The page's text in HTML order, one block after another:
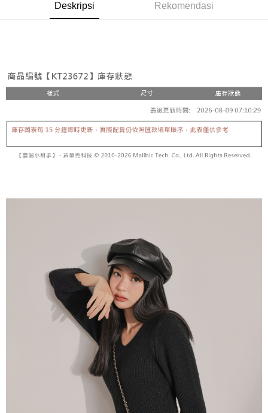
pengguna Taiwan Mobile tanpa memerlukan permohonan tambahan.
disahkan.
Had kredit yang diluluskan, tempoh ansuran yang tersedia, dan yuran
yang dikenakan adalah tertakluk kepada maklumat yang dinyatakan
pada halaman pengesahan transaksi seterusnya.
Jika transaksi tidak disahkan dalam masa 30 minit selepas pesanan
dibuat, atau jika permohonan gagal dalam proses semakan, pesanan
berasingan dan tidak termasuk dalam bil telekom anda. SMS peringatan
pembayaran akan dihantar selepas kitaran bil bulanan.
Selepas mengakses bil melalui pautan dalam SMS, anda boleh
menyelesaikan pembayaran anda melalui salah satu saluran berikut: kod
bar kedai serbaneka, kedai runcit Taiwan Mobile, pemindahan bank,
JKOPay, atau iPASS MONEY.
Perkhidmatan ini disediakan oleh Taiwan Mobile Co., Ltd. (“Syarikat”),
yang membolehkan pelanggan membeli barangan atau perkhidmatan
melalui perkhidmatan ini pada masa transaksi. Hasil daripada pembelian
atau pembayaran ansuran akan dipindahkan oleh peniaga kepada
Syarikat, dan pelanggan hendaklah membuat pembayaran mengikut
perjanjian menggunakan sistem bil Syarikat.
Pertama, Mengenai Perkhidmatan AFTEE Beli Sekarang Bayar Kemudian
1. Dengan memilih AFTEE sebagai kaedah pembayaran, mesej
4. Setelah pesanan disahkan, anda akan menerima SMS pembayaran
manakala ahli aplikasi akan menerima pemberitahuan tolak aplikasi
5. Tiada bayaran diperlukan apabila anda menerima produk. Sila buat
dalam talian dengan SMS pembayaran atau pemberitahuan tolak aplikasi
Sila ambil perhatian bahawa tempoh pembayaran adalah 14 hari. Walau
pesanan. Walau bagaimanapun, tiada jaminan bahawa anda boleh
menerima pesanan anda semasa tempoh pembayaran (cth.: produk
prapesanan atau produk yang mungkin mengambil masa yang lebih
lama untuk dihantar). Oleh itu, anda dikehendaki membuat pembayaran
kepada AFTEE dalam tempoh sama ada anda menerima pesanan.
Kedua, Sekatan Pembayaran
1. Jumlah yang diperakui untuk pengguna kali pertama boleh sehingga
NT$10,000. Amaun diperakui sebenar yang diluluskan akan berdasarkan
keputusan pensijilan dan semakan oleh AFTEE.
2. Amaun perbelanjaan minimum mestilah lebih besar daripada NT$20.
3. Pada masa ini hanya tersedia untuk ahli Taiwan.
Ketiga, Syarat Perkhidmatan
Perkhidmatan AFTEE Beli Sekarang Bayar Kemudian disediakan oleh NP
Taiwan, Inc. dan AFTEE akan membuat bil kepada pengguna. AFTEE
Pemindahan ATM
NT$60/pesanan | Penghantaran percuma untuk pesanan
NT$1,800 atau lebih
NT$60/pesanan | Penghantaran percuma untuk pesanan
NT$1,600 atau lebih
NT$60/pesanan | Penghantaran percuma untuk pesanan
NT$1,800 atau lebih
付款後7-11取貨
NT$60/pesanan | Penghantaran percuma untuk pesanan
NT$1,600 atau lebih
NT$100/pesanan | Penghantaran percuma untuk pesanan
Kadar Penghantaran
Deskripsi Rekomendasi